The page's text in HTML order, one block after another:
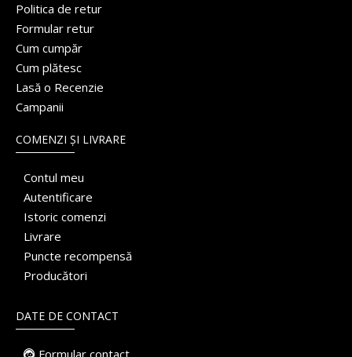
Politica de retur
Formular retur
Cum cumpăr
Cum plătesc
Lasă o Recenzie
Campanii
COMENZI ȘI LIVRARE
Contul meu
Autentificare
Istoric comenzi
Livrare
Puncte recompensă
Producători
DATE DE CONTACT
Formular contact